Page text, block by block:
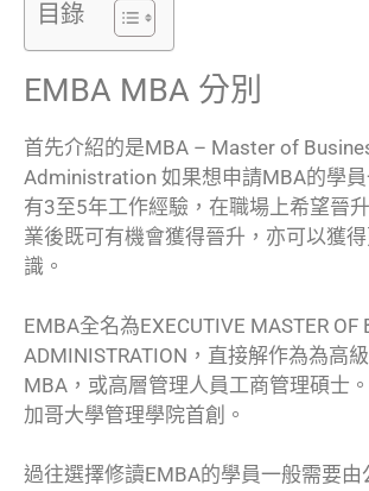
目錄
EMBA MBA 分別
首先介紹的是MBA – Master of
Administration 如果想申請MBA的學
有3至5年工作經驗，在職場上希望晉
業後既可有機會獲得晉升，亦可以獲
識。
EMBA全名為EXECUTIVE MASTER OF
ADMINISTRATION，直接解作為為高
MBA，或高層管理人員工商管理碩士
加哥大學管理學院首創。
過往選擇修讀EMBA的學員一般需要由